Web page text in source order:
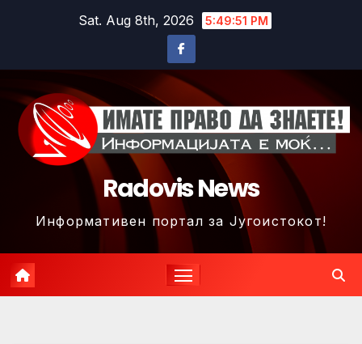
Sat. Aug 8th, 2026 5:49:54 PM
Radovis News
Информативен портал за Југоистокот!